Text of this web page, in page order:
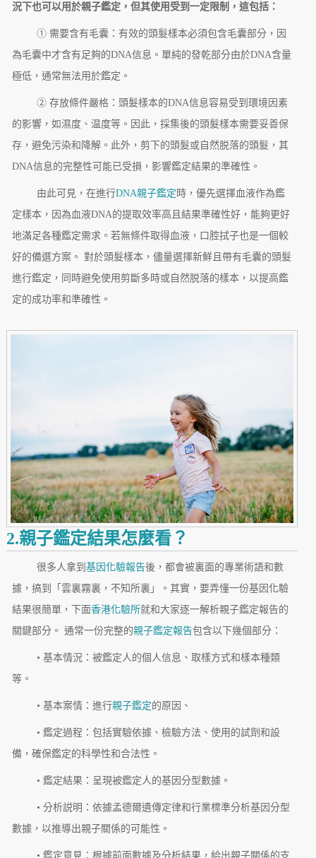
況下也可以用於親子鑑定，但其使用受到一定限制，這包括：
① 需要含有毛囊：有效的頭髮樣本必須包含毛囊部分，因
為毛囊中才含有足夠的DNA信息。單純的發乾部分由於DNA含量
極低，通常無法用於鑑定。
② 存放條件嚴格：頭髮樣本的DNA信息容易受到環境因素
的影響，如濕度、温度等。因此，採集後的頭髮樣本需要妥善保
存，避免污染和降解。此外，剪下的頭髮或自然脱落的頭髮，其
DNA信息的完整性可能已受損，影響鑑定結果的準確性。
由此可見，在進行DNA親子鑑定 時，優先選擇血液作為鑑
定樣本，因為血液DNA的提取效率高且結果準確性好，能夠更好
地滿足各種鑑定需求。若無條件取得血液，口腔拭子也是一個較
好的備選方案。 對於頭髮樣本，儘量選擇新鮮且帶有毛囊的頭髮
進行鑑定，同時避免使用剪斷多時或自然脱落的樣本，以提高鑑
定的成功率和準確性。
2.親子鑑定結果怎麼看？
很多人拿到 基因化驗報告後，都會被裏面的專業術語和數
據，搞到「雲裏霧裏，不知所裏」。其實，要弄懂一份基因化驗
結果很簡單，下面香港化驗所就和大家逐一解析親子鑑定報告的
關鍵部分。 通常一份完整的親子鑑定報告包含以下幾個部分：
• 基本情況：被鑑定人的個人信息、取樣方式和樣本種類
等。
• 基本案情：進行親子鑑定的原因、
• 鑑定過程：包括實驗依據、檢驗方法、使用的試劑和設
備，確保鑑定的科學性和合法性。
• 鑑定結果：呈現被鑑定人的基因分型數據。
• 分析説明：依據孟德爾遺傳定律和行業標準分析基因分型
數據，以推導出親子關係的可能性。
• 鑑定意見：根據前面數據及分析結果，給出親子關係的支